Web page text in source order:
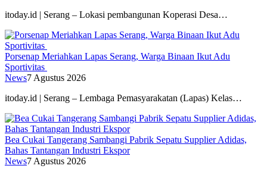
itoday.id | Serang – Lokasi pembangunan Koperasi Desa…
Porsenap Meriahkan Lapas Serang, Warga Binaan Ikut Adu
Sportivitas
News7 Agustus 2026
itoday.id | Serang – Lembaga Pemasyarakatan (Lapas) Kelas…
Bea Cukai Tangerang Sambangi Pabrik Sepatu Supplier Adidas,
Bahas Tantangan Industri Ekspor
News7 Agustus 2026